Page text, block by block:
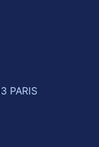
PARIS